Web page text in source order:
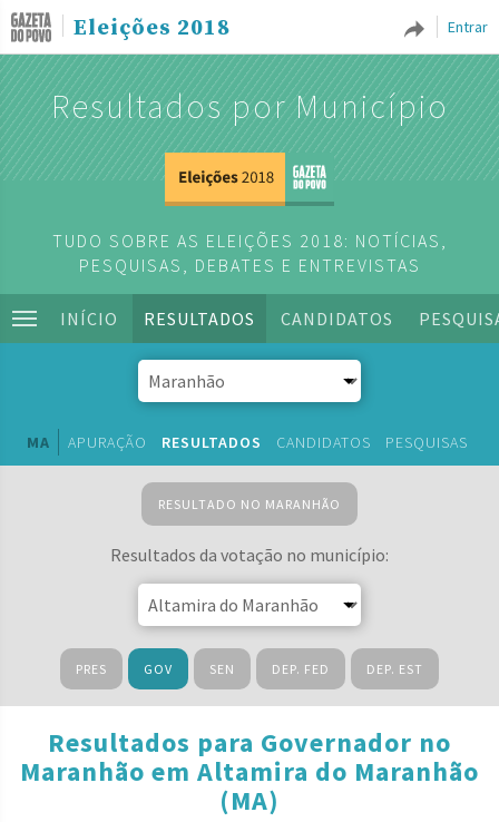
Entrar
Eleições 2018
Resultados por Município
TUDO SOBRE AS ELEIÇÕES 2018: NOTÍCIAS,
PESQUISAS, DEBATES E ENTREVISTAS
INÍCIO RESULTADOS CANDIDATOS
MA APURAÇÃO RESULTADOS CANDIDATOS PESQUISAS
RESULTADO NO MARANHÃO
Resultados da votação no município:
PRES GOV SEN DEP. FED DEP. EST
Resultados para Governador no
Maranhão em Altamira do Maranhão
(MA)